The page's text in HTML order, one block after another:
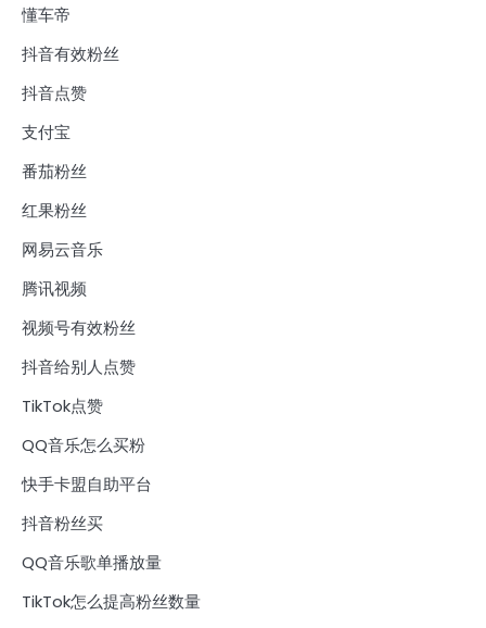
懂车帝
抖音有效粉丝
抖音点赞
支付宝
番茄粉丝
红果粉丝
网易云音乐
腾讯视频
视频号有效粉丝
抖音给别人点赞
TikTok点赞
QQ音乐怎么买粉
快手卡盟自助平台
抖音粉丝买
QQ音乐歌单播放量
TikTok怎么提高粉丝数量